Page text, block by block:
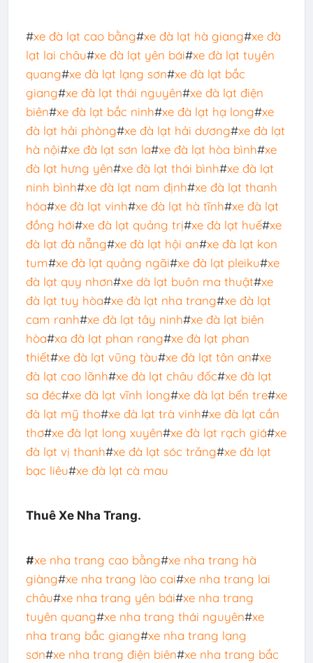
#xe đà lạt cao bằng#xe đà lạt hà giang#xe đà
lạt lai châu#xe đà lạt yên bái#xe đà lạt tuyên
quang#xe đà lạt lạng sơn#xe đà lạt bắc
giang#xe đà lạt thái nguyên#xe đà lạt điện
biên#xe đà lạt bắc ninh#xe đà lạt hạ long#xe
đà lạt hải phòng#xe đà lạt hải dương#xe đà lạt
hà nội#xe đà lạt sơn la#xe đà lạt hòa bình#xe
đà lạt hưng yên#xe đà lạt thái bình#xe đà lạt
ninh bình#xe đà lạt nam định#xe đà lạt thanh
hóa#xe đà lạt vinh#xe đà lạt hà tĩnh#xe đà lạt
đồng hới#xe đà lạt quảng trị#xe đà lạt huế#xe
đà lạt đà nẵng#xe đà lạt hội an#xe đà lạt kon
tum#xe đà lạt quảng ngãi#xe đà lạt pleiku#xe
đà lạt quy nhơn#xe dà lạt buôn ma thuật#xe
đà lạt tuy hòa#xe đà lạt nha trang#xe đà lạt
cam ranh#xe đà lạt tây ninh#xe đà lạt biên
hòa#xa đà lạt phan rang#xe đà lạt phan
thiết#xe đà lạt vũng tàu#xe đà lạt tân an#xe
đà lạt cao lãnh#xe đà lạt châu đốc#xe đà lạt
sa đéc#xe đà lạt vĩnh long#xe đà lạt bến tre#xe
đà lạt mỹ tho#xe đà lạt trà vinh#xe đà lạt cần
thơ#xe đà lạt long xuyên#xe đà lạt rạch giá#xe
đà lạt vị thanh#xe đà lạt sóc trăng#xe đà lạt
bạc liêu#xe đà lạt cà mau
Thuê Xe Nha Trang.
#xe nha trang cao bằng#xe nha trang hà
giàng#xe nha trang lào cai#xe nha trang lai
châu#xe nha trang yên bái#xe nha trang
tuyên quang#xe nha trang thái nguyên#xe
nha trang bắc giang#xe nha trang lạng
sơn#xe nha trang điện biên#xe nha trang bắc